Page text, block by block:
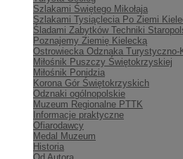
Szlakami Świętego Mikołaja
Szlakami Tysiąclecia Po Ziemi
Śladami Zabytków Techniki
Poznajemy Ziemię Kielecką
Ostrowiecka Odznaka Turystyczno-
Miłośnik Puszczy Świętokrzyskiej
Miłośnik Ponidzia
Korona Gór Świętokrzyskich
Odznaki ogólnopolskie
Muzeum Regionalne PTTK
Informacje praktyczne
Ofiarodawcy
Medal Muzeum
Historia